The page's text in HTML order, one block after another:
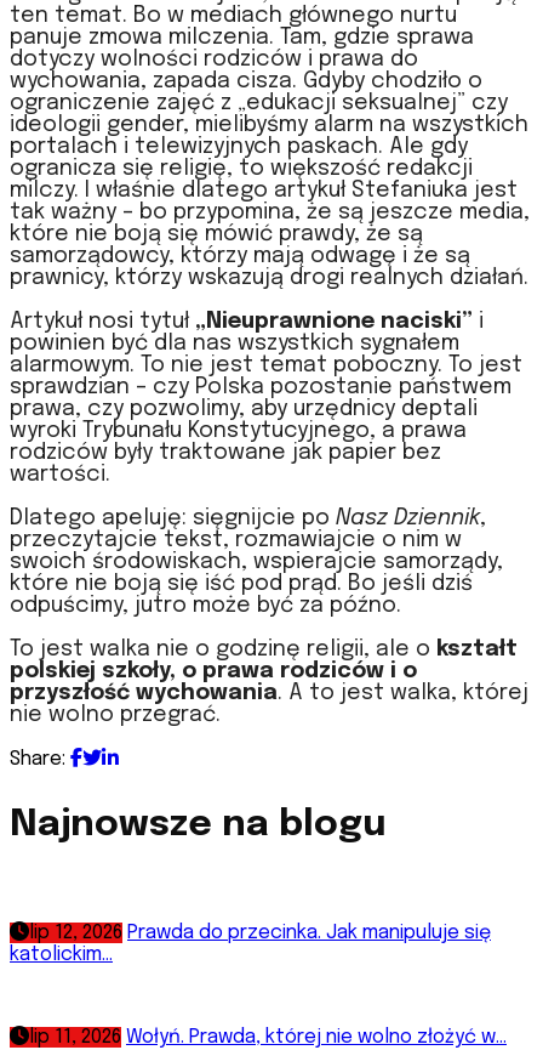
ten temat. Bo w mediach głównego nurtu
panuje zmowa milczenia. Tam, gdzie sprawa
dotyczy wolności rodziców i prawa do
wychowania, zapada cisza. Gdyby chodziło o
ograniczenie zajęć z „edukacji seksualnej” czy
ideologii gender, mielibyśmy alarm na wszystkich
portalach i telewizyjnych paskach. Ale gdy
ogranicza się religię, to większość redakcji
milczy. I właśnie dlatego artykuł Stefaniuka jest
tak ważny – bo przypomina, że są jeszcze media,
które nie boją się mówić prawdy, że są
samorządowcy, którzy mają odwagę i że są
prawnicy, którzy wskazują drogi realnych działań.
Artykuł nosi tytuł „Nieuprawnione naciski” i
powinien być dla nas wszystkich sygnałem
alarmowym. To nie jest temat poboczny. To jest
sprawdzian – czy Polska pozostanie państwem
prawa, czy pozwolimy, aby urzędnicy deptali
wyroki Trybunału Konstytucyjnego, a prawa
rodziców były traktowane jak papier bez
wartości.
Dlatego apeluję: sięgnijcie po Nasz Dziennik,
przeczytajcie tekst, rozmawiajcie o nim w
swoich środowiskach, wspierajcie samorządy,
które nie boją się iść pod prąd. Bo jeśli dziś
odpuścimy, jutro może być za późno.
To jest walka nie o godzinę religii, ale o kształt
polskiej szkoły, o prawa rodziców i o
przyszłość wychowania. A to jest walka, której
nie wolno przegrać.
Share:
Najnowsze na blogu
lip 12, 2026 Prawda do przecinka. Jak manipuluje się
katolickim...
lip 11, 2026 Wołyń. Prawda, której nie wolno złożyć w...